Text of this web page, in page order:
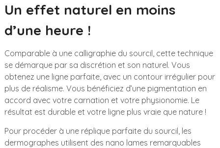
Un effet naturel en moins
d’une heure !
Comparable à une calligraphie du sourcil, cette technique
se démarque par sa discrétion et son naturel. Vous
obtenez une ligne parfaite, avec un contour irrégulier pour
plus de réalisme. Vous bénéficiez d’une pigmentation en
accord avec votre carnation et votre physionomie. Le
résultat est durable et votre ligne plus vraie que nature !
Pour procéder à une réplique parfaite du sourcil, les
dermographes utilisent des nano lames remarquables